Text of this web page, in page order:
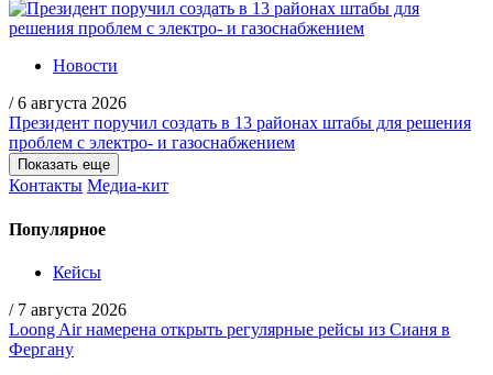
Новости
/ 6 августа 2026
Президент поручил создать в 13 районах штабы для решения
проблем с электро- и газоснабжением
Показать еще
Контакты Медиа-кит
Популярное
Кейсы
/ 7 августа 2026
Loong Air намерена открыть регулярные рейсы из Сианя в
Фергану